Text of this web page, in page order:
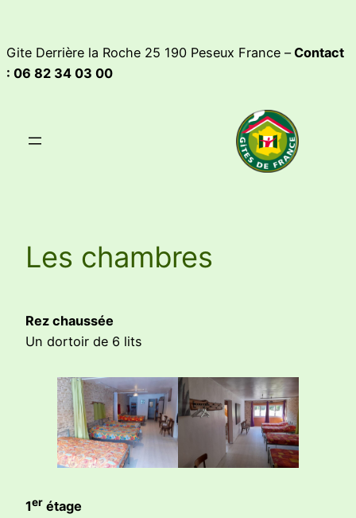
content
Gite Derrière la Roche 25 190 Peseux France –Contact
: 06 82 34 03 00
Les chambres
Rez chaussée
Un dortoir de 6 lits
1er étage